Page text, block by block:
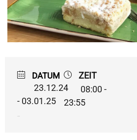
DATUM
23.12.24
- 03.01.25
ZEIT
08:00 -
23:55